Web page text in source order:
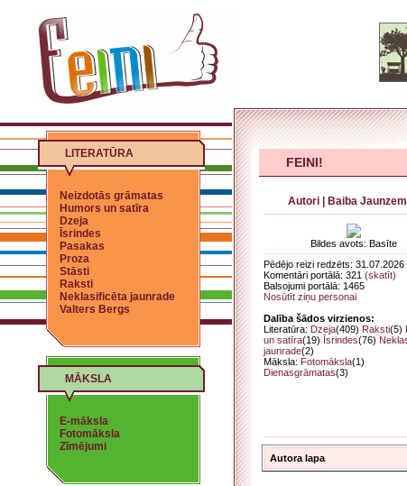
LITERATŪRA
Neizdotās grāmatas
Humors un satīra
Dzeja
Īsrindes
Pasakas
Proza
Stāsti
Raksti
Neklasificēta jaunrade
Valters Bergs
MĀKSLA
E-māksla
Fotomāksla
Zīmējumi
FEINI!
Autori Baiba
Bildes avots: Basīte
Pēdējo reizi redzēts: 31.07.2026
Komentāri portālā: 321 (skatīt)
Balsojumi portālā: 1465
Nosūtīt ziņu personai
Dalība šādos virzienos:
Literatūra: Dzeja(409) Raksti(5)
un satīra(19) Īsrindes(76)
jaunrade(2)
Māksla: Fotomāksla(1)
Dienasgrāmatas(3)
Autora lapa